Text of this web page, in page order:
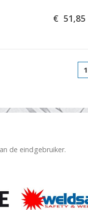
€ 51,85
1
de eindgebruiker.